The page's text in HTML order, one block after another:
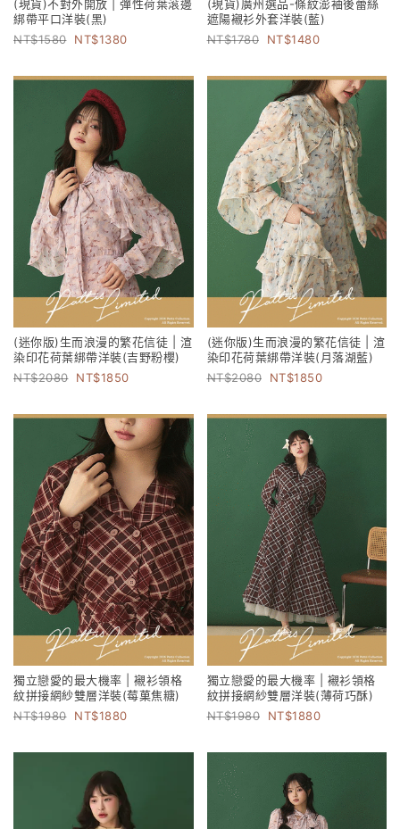
(現貨)不對外開放 | 彈性荷葉滾邊
綁帶平口洋裝(黑)
1580
1380
(現貨)廣州選品-條紋澎袖後蕾絲
遮陽襯衫外套洋裝(藍)
1780
1480
(迷你版)生而浪漫的繁花信徒 | 渲
染印花荷葉綁帶洋裝(吉野粉櫻)
2080
1850
(迷你版)生而浪漫的繁花信徒 | 渲
染印花荷葉綁帶洋裝(月落湖藍)
2080
1850
獨立戀愛的最大機率 | 襯衫領格
紋拼接網紗雙層洋裝(莓菓焦糖)
1980
1880
獨立戀愛的最大機率 | 襯衫領格
紋拼接網紗雙層洋裝(薄荷巧酥)
1980
1880